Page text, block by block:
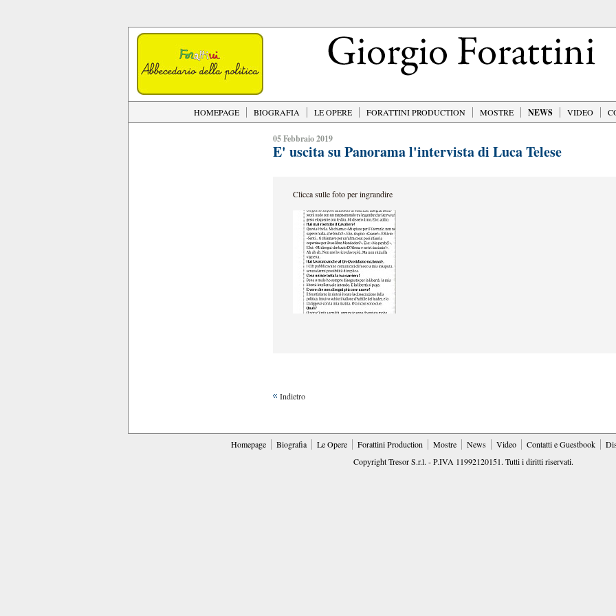
HOMEPAGE BIOGRAFIA LE OPERE FORATTINI PRODUCTION MOSTRE NEWS VIDEO
05 Febbraio 2019
E' uscita su Panorama l'intervista di Luca Telese
Clicca sulle foto per ingrandire
Indietro
Homepage Biografia Le Opere Forattini Production Mostre News Video Contatti e Guestbook
Copyright Tresor S.r.l. - P.IVA 11992120151. Tutti i diritti riservati.